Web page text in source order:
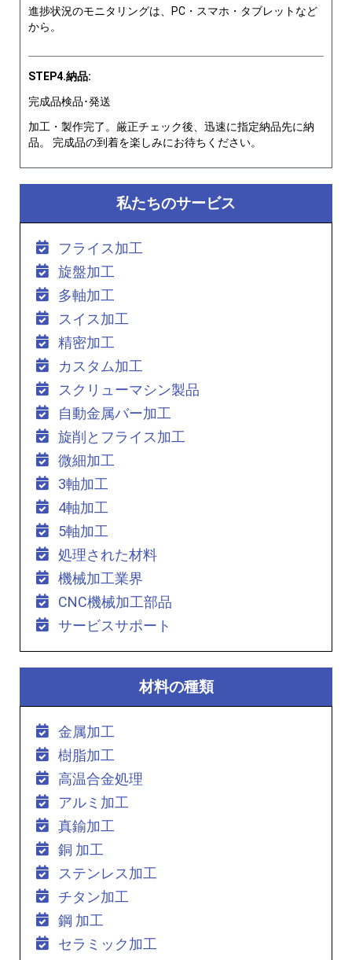
進捗状況のモニタリングは、PC・スマホ・タブレットなど
から。
STEP4.納品:
完成品検品･発送
加工・製作完了。厳正チェック後、迅速に指定納品先に納
品。 完成品の到着を楽しみにお待ちください。
私たちのサービス
フライス加工
旋盤加工
多軸加工
スイス加工
精密加工
カスタム加工
スクリューマシン製品
自動金属バー加工
旋削とフライス加工
微細加工
3軸加工
4軸加工
5軸加工
処理された材料
機械加工業界
CNC機械加工部品
サービスサポート
材料の種類
金属加工
樹脂加工
高温合金処理
アルミ加工
真鍮加工
銅 加工
ステンレス加工
チタン加工
鋼 加工
セラミック加工